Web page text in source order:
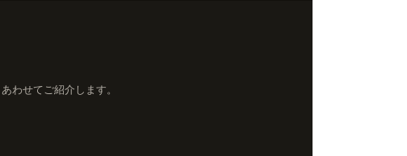
あわせてご紹介します。